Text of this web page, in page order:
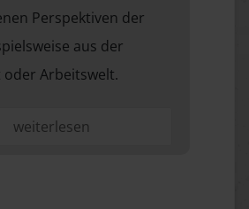
Perspektiven der
aus der
oder Arbeitswelt.